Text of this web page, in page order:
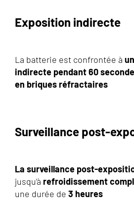
Exposition indirecte
La batterie est confrontée à
indirecte pendant 60
en briques réfractaires
Surveillance post-
La surveillance post-
jusqu’à refroidissement
une durée de 3 heures